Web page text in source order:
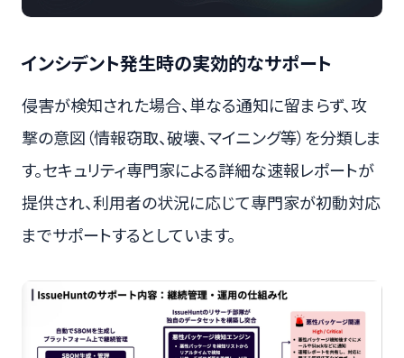
インシデント発生時の実効的なサポート
侵害が検知された場合、単なる通知に留まらず、攻
撃の意図（情報窃取、破壊、マイニング等）を分類しま
す。セキュリティ専門家による詳細な速報レポートが
提供され、利用者の状況に応じて専門家が初動対応
までサポートするとしています。